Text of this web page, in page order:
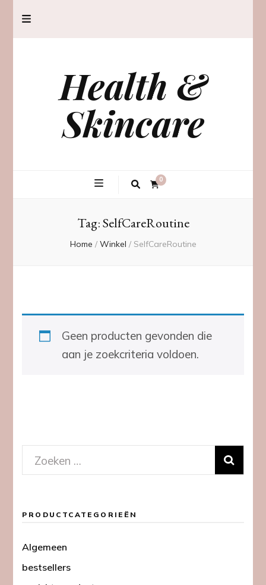
Health &
Skincare
0
Tag:SelfCareRoutine
Home / Winkel / SelfCareRoutine
Geen producten gevonden die
aan je zoekcriteria voldoen.
Zoeken
naar:
PRODUCTCATEGORIEËN
Algemeen
bestsellers